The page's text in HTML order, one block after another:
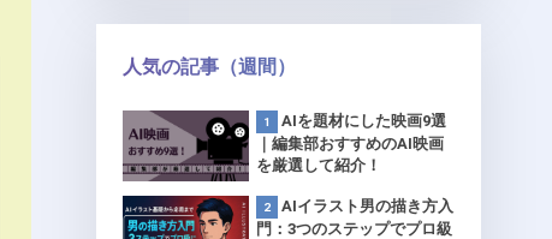
人気の記事（週間）
AIを題材にした映画9選
｜編集部おすすめのAI映画
を厳選して紹介！
AIイラスト男の描き方入
門：3つのステップでプロ級